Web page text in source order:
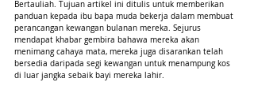
Bertauliah. Tujuan artikel ini ditulis untuk memberikan
panduan kepada ibu bapa muda bekerja dalam membuat
perancangan kewangan bulanan mereka. Sejurus
mendapat khabar gembira bahawa mereka akan
menimang cahaya mata, mereka juga disarankan telah
bersedia daripada segi kewangan untuk menampung kos
di luar jangka sebaik bayi mereka lahir.